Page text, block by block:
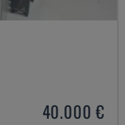
40.000 €